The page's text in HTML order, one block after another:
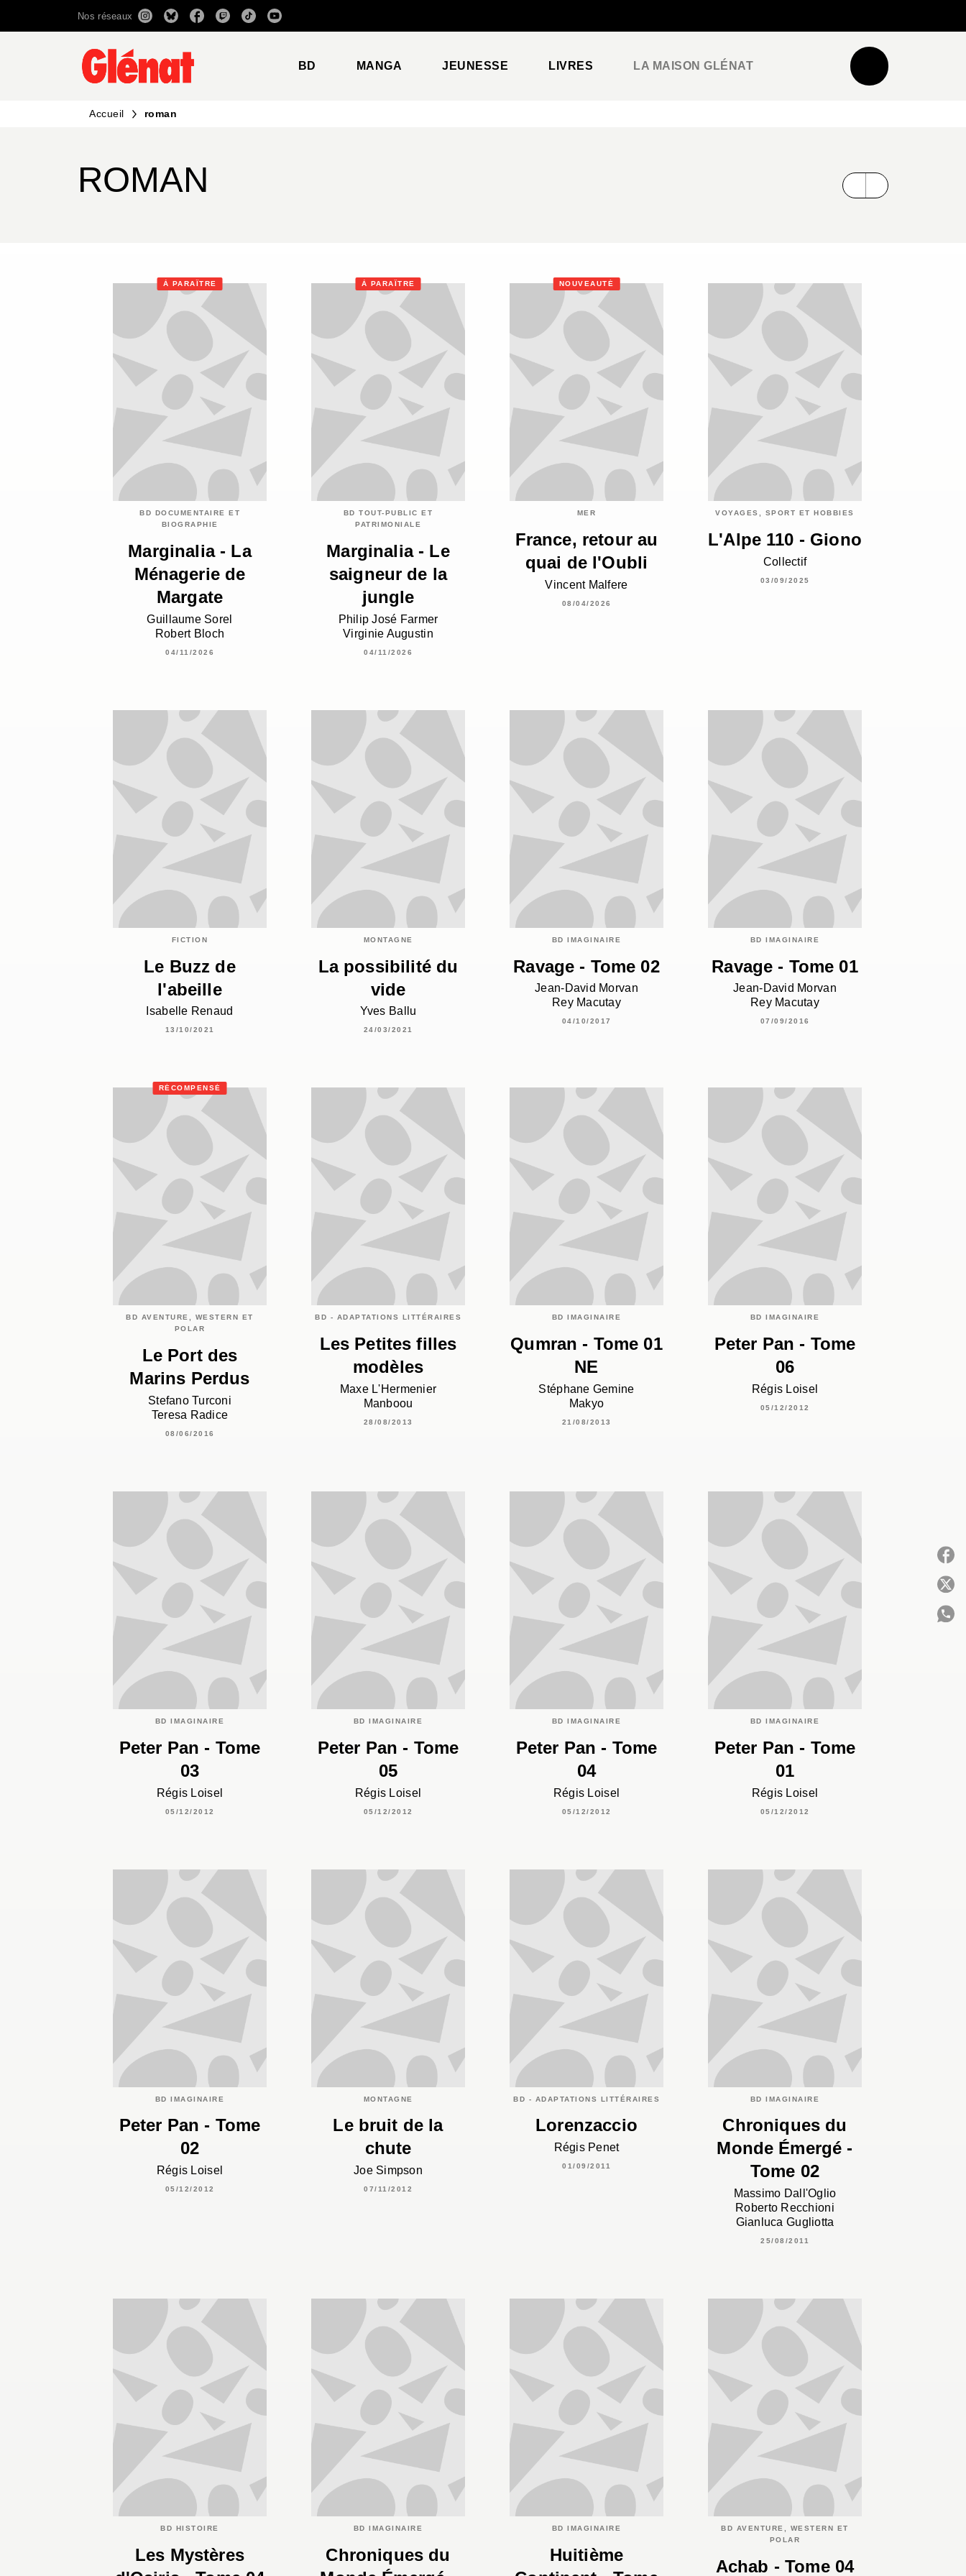
RECHERCHE CONTENU
Nos réseaux
BD MANGA JEUNESSE LIVRES LA MAISON GLÉNAT
Accueil roman
ROMAN
À PARAÎTRE
BD DOCUMENTAIRE ET
BIOGRAPHIE
Marginalia - La
Ménagerie de
Margate
Guillaume Sorel
Robert Bloch
04/11/2026
À PARAÎTRE
BD TOUT-PUBLIC ET
PATRIMONIALE
Marginalia - Le
saigneur de la
jungle
Philip José Farmer
Virginie Augustin
04/11/2026
NOUVEAUTÉ
MER
France, retour au
quai de l'Oubli
Vincent Malfere
08/04/2026
VOYAGES, SPORT ET HOBBIES
L'Alpe 110 - Giono
Collectif
03/09/2025
FICTION
Le Buzz de
l'abeille
Isabelle Renaud
13/10/2021
MONTAGNE
La possibilité du
vide
Yves Ballu
24/03/2021
BD IMAGINAIRE
Ravage - Tome 02
Jean-David Morvan
Rey Macutay
04/10/2017
BD IMAGINAIRE
Ravage - Tome 01
Jean-David Morvan
Rey Macutay
07/09/2016
RÉCOMPENSÉ
BD AVENTURE, WESTERN ET
POLAR
Le Port des
Marins Perdus
Stefano Turconi
Teresa Radice
08/06/2016
BD - ADAPTATIONS LITTÉRAIRES
Les Petites filles
modèles
Maxe L'Hermenier
Manboou
28/08/2013
BD IMAGINAIRE
Qumran - Tome 01
NE
Stéphane Gemine
Makyo
21/08/2013
BD IMAGINAIRE
Peter Pan - Tome
06
Régis Loisel
05/12/2012
BD IMAGINAIRE
Peter Pan - Tome
03
Régis Loisel
05/12/2012
BD IMAGINAIRE
Peter Pan - Tome
05
Régis Loisel
05/12/2012
BD IMAGINAIRE
Peter Pan - Tome
04
Régis Loisel
05/12/2012
BD IMAGINAIRE
Peter Pan - Tome
01
Régis Loisel
05/12/2012
BD IMAGINAIRE
Peter Pan - Tome
02
Régis Loisel
05/12/2012
MONTAGNE
Le bruit de la
chute
Joe Simpson
07/11/2012
BD - ADAPTATIONS LITTÉRAIRES
Lorenzaccio
Régis Penet
01/09/2011
BD IMAGINAIRE
Chroniques du
Monde Émergé -
Tome 02
Massimo Dall'Oglio
Roberto Recchioni
Gianluca Gugliotta
25/08/2011
BD HISTOIRE
Les Mystères
BD IMAGINAIRE
Chroniques du
BD IMAGINAIRE
Huitième
BD AVENTURE, WESTERN ET
POLAR
Achab - Tome 04